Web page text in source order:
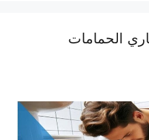
الحمامات